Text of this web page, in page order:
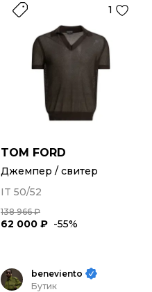
1
TOM FORD
Джемпер / свитер
IT 50/52
138 966 ₽
62 000 ₽ -55%
beneviento
Бутик